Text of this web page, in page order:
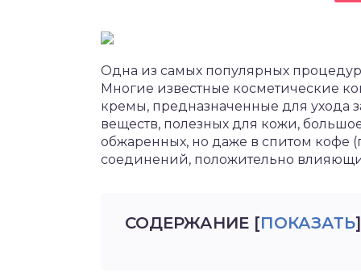
Одна из самых популярных
Многие известные косметические
кремы, предназначенные для ухода
веществ, полезных для кожи,
обжаренных, но даже в спитом кофе
соединений, положительно
СОДЕРЖАНИЕ [ПОКАЗАТЬ]